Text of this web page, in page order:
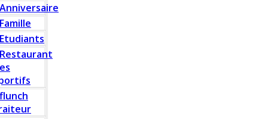
Anniversaire
Famille
Etudiants
Restaurant
flunch